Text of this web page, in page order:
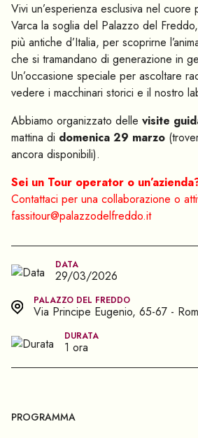
Vivi un’esperienza esclusiva nel cuore
Varca la soglia del Palazzo del
più antiche d’Italia, per scoprirne
che si tramandano di generazione in
Un’occasione speciale per ascoltare
vedere i macchinari storici e il nostro
Abbiamo organizzato delle visite
mattina di domenica 29 marzo
ancora disponibili).
Sei un Tour operator o
Contattaci per una collaborazione o
fassitour@palazzodelfreddo.it
DATA
29/03/2026
PALAZZO DEL FREDDO
Via Principe Eugenio, 65-67 -
DURATA
1 ora
PROGRAMMA